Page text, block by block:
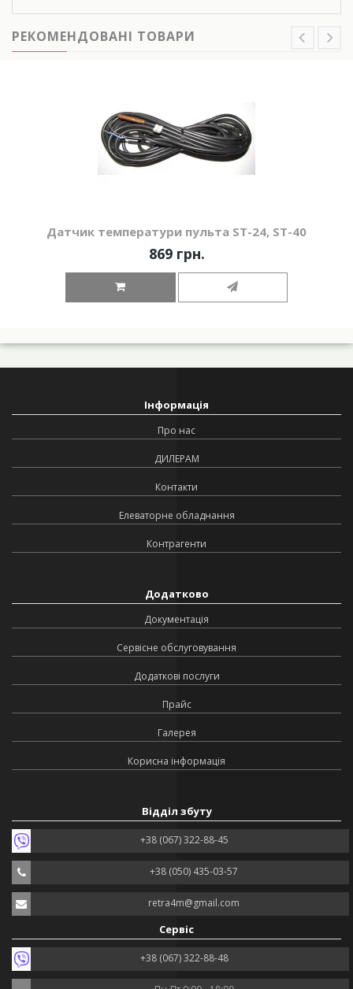
РЕКОМЕНДОВАНІ ТОВАРИ
Датчик температури пульта ST-24, ST-40
869 грн.
Інформація
Про нас
ДИЛЕРАМ
Контакти
Елеваторне обладнання
Контрагенти
Додатково
Документація
Сервісне обслуговування
Додаткові послуги
Прайс
Галерея
Корисна інформація
Відділ збуту
+38 (067) 322-88-45
+38 (050) 435-03-57
retra4m@gmail.com
Сервіс
+38 (067) 322-88-48